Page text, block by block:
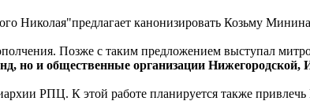
Николая"предлагает канонизировать Козьму
Позже с таким предложением выступал
но и общественные организации Нижегородской,
РПЦ. К этой работе планируется также